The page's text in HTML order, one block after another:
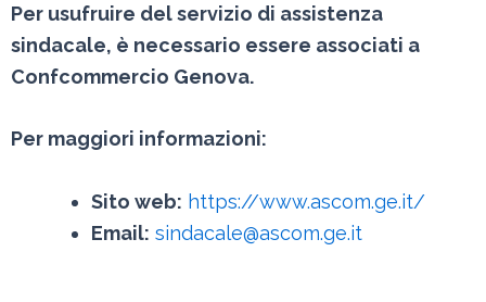
Per usufruire del servizio di assistenza
sindacale, è necessario essere associati a
Confcommercio Genova.
Per maggiori informazioni:
Sito web: https://www.ascom.ge.it/
Email: sindacale@ascom.ge.it